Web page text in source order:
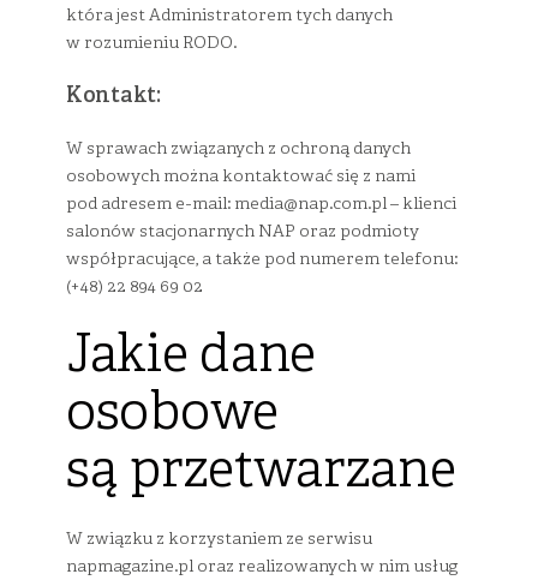
która jest Administratorem tych danych
w rozumieniu RODO.
Kontakt:
W sprawach związanych z ochroną danych
osobowych można kontaktować się z nami
pod adresem e-mail: media@nap.com.pl– klienci
salonów stacjonarnych NAP oraz podmioty
współpracujące, a także pod numerem telefonu:
(+48) 22 894 69 02
Jakie dane
osobowe
są przetwarzane
W związku z korzystaniem ze serwisu
napmagazine.pl oraz realizowanych w nim usług